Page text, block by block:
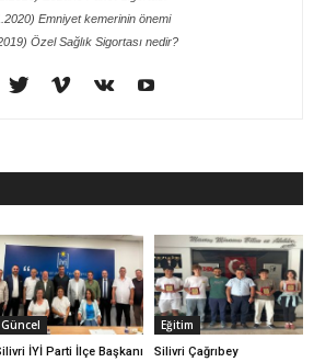
Emniyet kemerinin önemi
Özel Sağlık Sigortası nedir?
Güncel
İYİ Parti İlçe Başkanı
Eğitim
Silivri Çağrıbey